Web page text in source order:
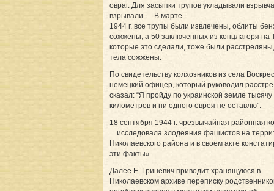
овраг. Для засыпки трупов укладывали
взрывали. ... В марте
1944 г. все трупы были извлечены, облиты
сожжены, а 50 заключенных из концлагеря на
которые это сделали, тоже были
тела сожжены.
По свидетельству колхозников из села
немецкий офицер, который руководил
сказал: “Я пройду по украинской земле тысячу
километров и ни одного еврея не оставлю”.
18 сентября 1944 г. чрезвычайная районная
... исследовала злодеяния фашистов на
Николаевского района и в своем акте
эти факты».
Далее Е. Гриневич приводит хранящуюся в
Николаевском архиве переписку